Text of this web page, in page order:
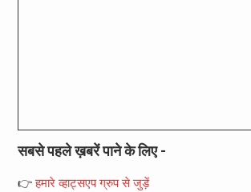
सबसे पहले ख़बरें पाने के लिए -
👉हमारे व्हाट्सएप ग्रुप से जुड़ें